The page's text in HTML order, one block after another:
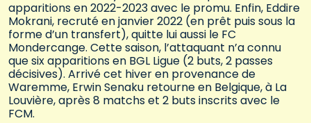
apparitions en 2022-2023 avec le promu. Enfin, Eddire
Mokrani, recruté en janvier 2022 (en prêt puis sous la
forme d’un transfert), quitte lui aussi le FC
Mondercange. Cette saison, l’attaquant n’a connu
que six apparitions en BGL Ligue (2 buts, 2 passes
décisives). Arrivé cet hiver en provenance de
Waremme, Erwin Senaku retourne en Belgique, à La
Louvière, après 8 matchs et 2 buts inscrits avec le
FCM.